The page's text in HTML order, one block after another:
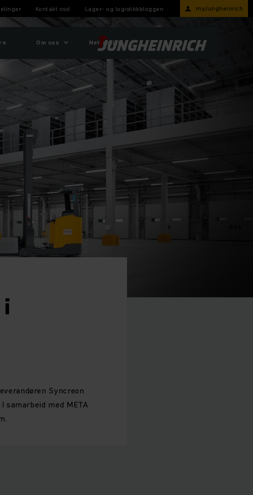
Kontakt oss! Lager- og logistikkbloggen myJungheinrich
Om oss Nettbutikk
Syncreon
med META